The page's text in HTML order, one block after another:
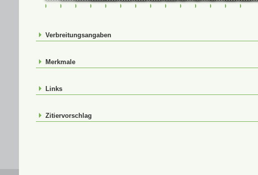
FR-0107378FR-0114777FR-0114858FR-0114859FR-0114860FR-0120053JE00026868JE00026870JE00026871M-0232502_a
M-0232502M-0232503_a
M-0232503
Verbreitungsangaben
Merkmale
Links
Zitiervorschlag